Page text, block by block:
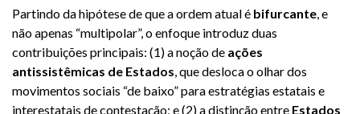
Partindo da hipótese de que a ordem atual é bifurcante, e
não apenas “multipolar”, o enfoque introduz duas
contribuições principais: (1) a noção de ações
antissistêmicas de Estados, que desloca o olhar dos
movimentos sociais “de baixo” para estratégias estatais e
interestatais de contestação; e (2) a distinção entre Estados